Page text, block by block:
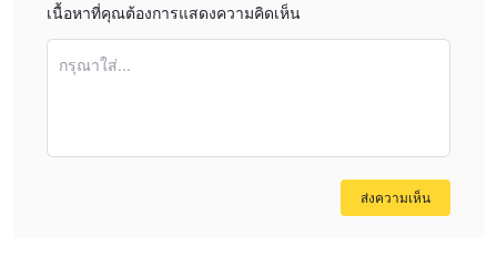
เนื้อหาที่คุณต้องการแสดงความคิดเห็น
กรุณาใส่...
ส่งความเห็น